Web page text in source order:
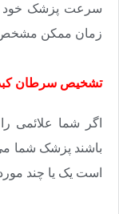
سرعت پزشک خود
زمان ممکن
تشخیص سرطان
اگر شما علائمی
باشند پزشک شما
است یک یا چند